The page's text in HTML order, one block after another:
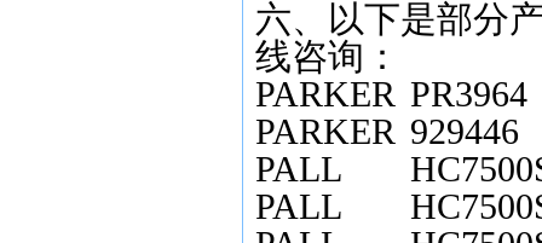
六、以下是部分
线咨询：
PARKER PR3964
PARKER 929446
PALL
PALL